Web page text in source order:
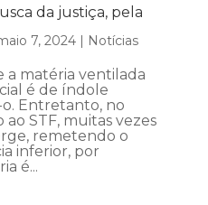
da justiça, pela
7, 2024| Notícias
a matéria ventilada
é de índole
Entretanto, no
STF, muitas vezes
remetendo o
inferior, por
é...